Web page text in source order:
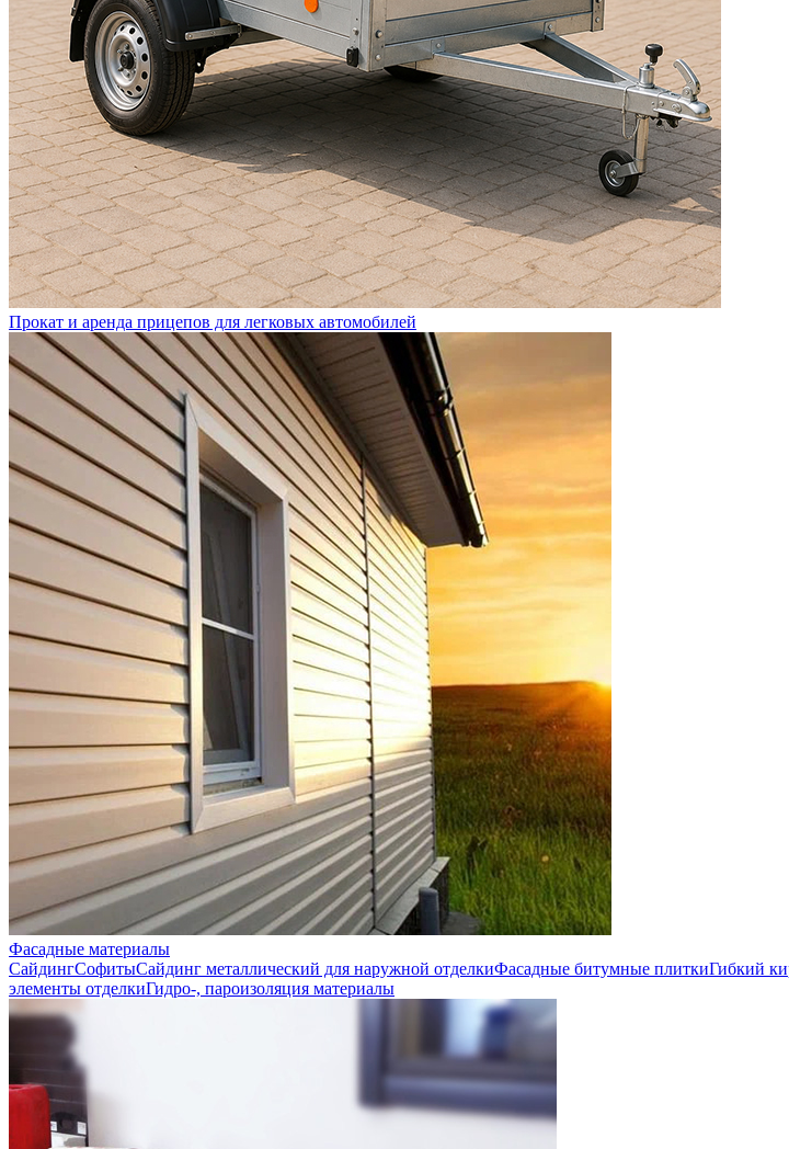
Прокат и аренда прицепов для легковых автомобилей
Фасадные материалы
СайдингСофитыСайдинг металлический для наружной отделкиФасадные битумные плиткиГибкий
элементы отделкиГидро-, пароизоляция материалы